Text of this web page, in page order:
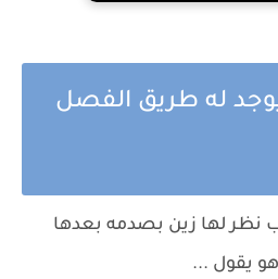
له طريق الفصل
نظر لها زين بصدمه بعدها
يقول ...